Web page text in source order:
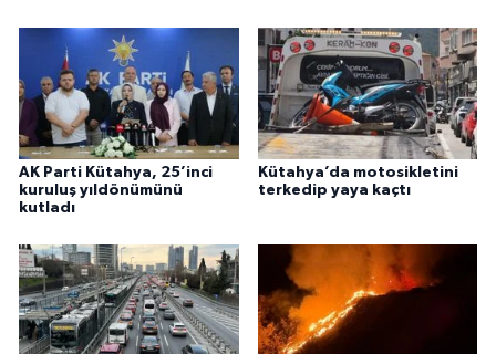
AK Parti Kütahya, 25’inci
kuruluş yıldönümünü
kutladı
Kütahya’da motosikletini
terkedip yaya kaçtı